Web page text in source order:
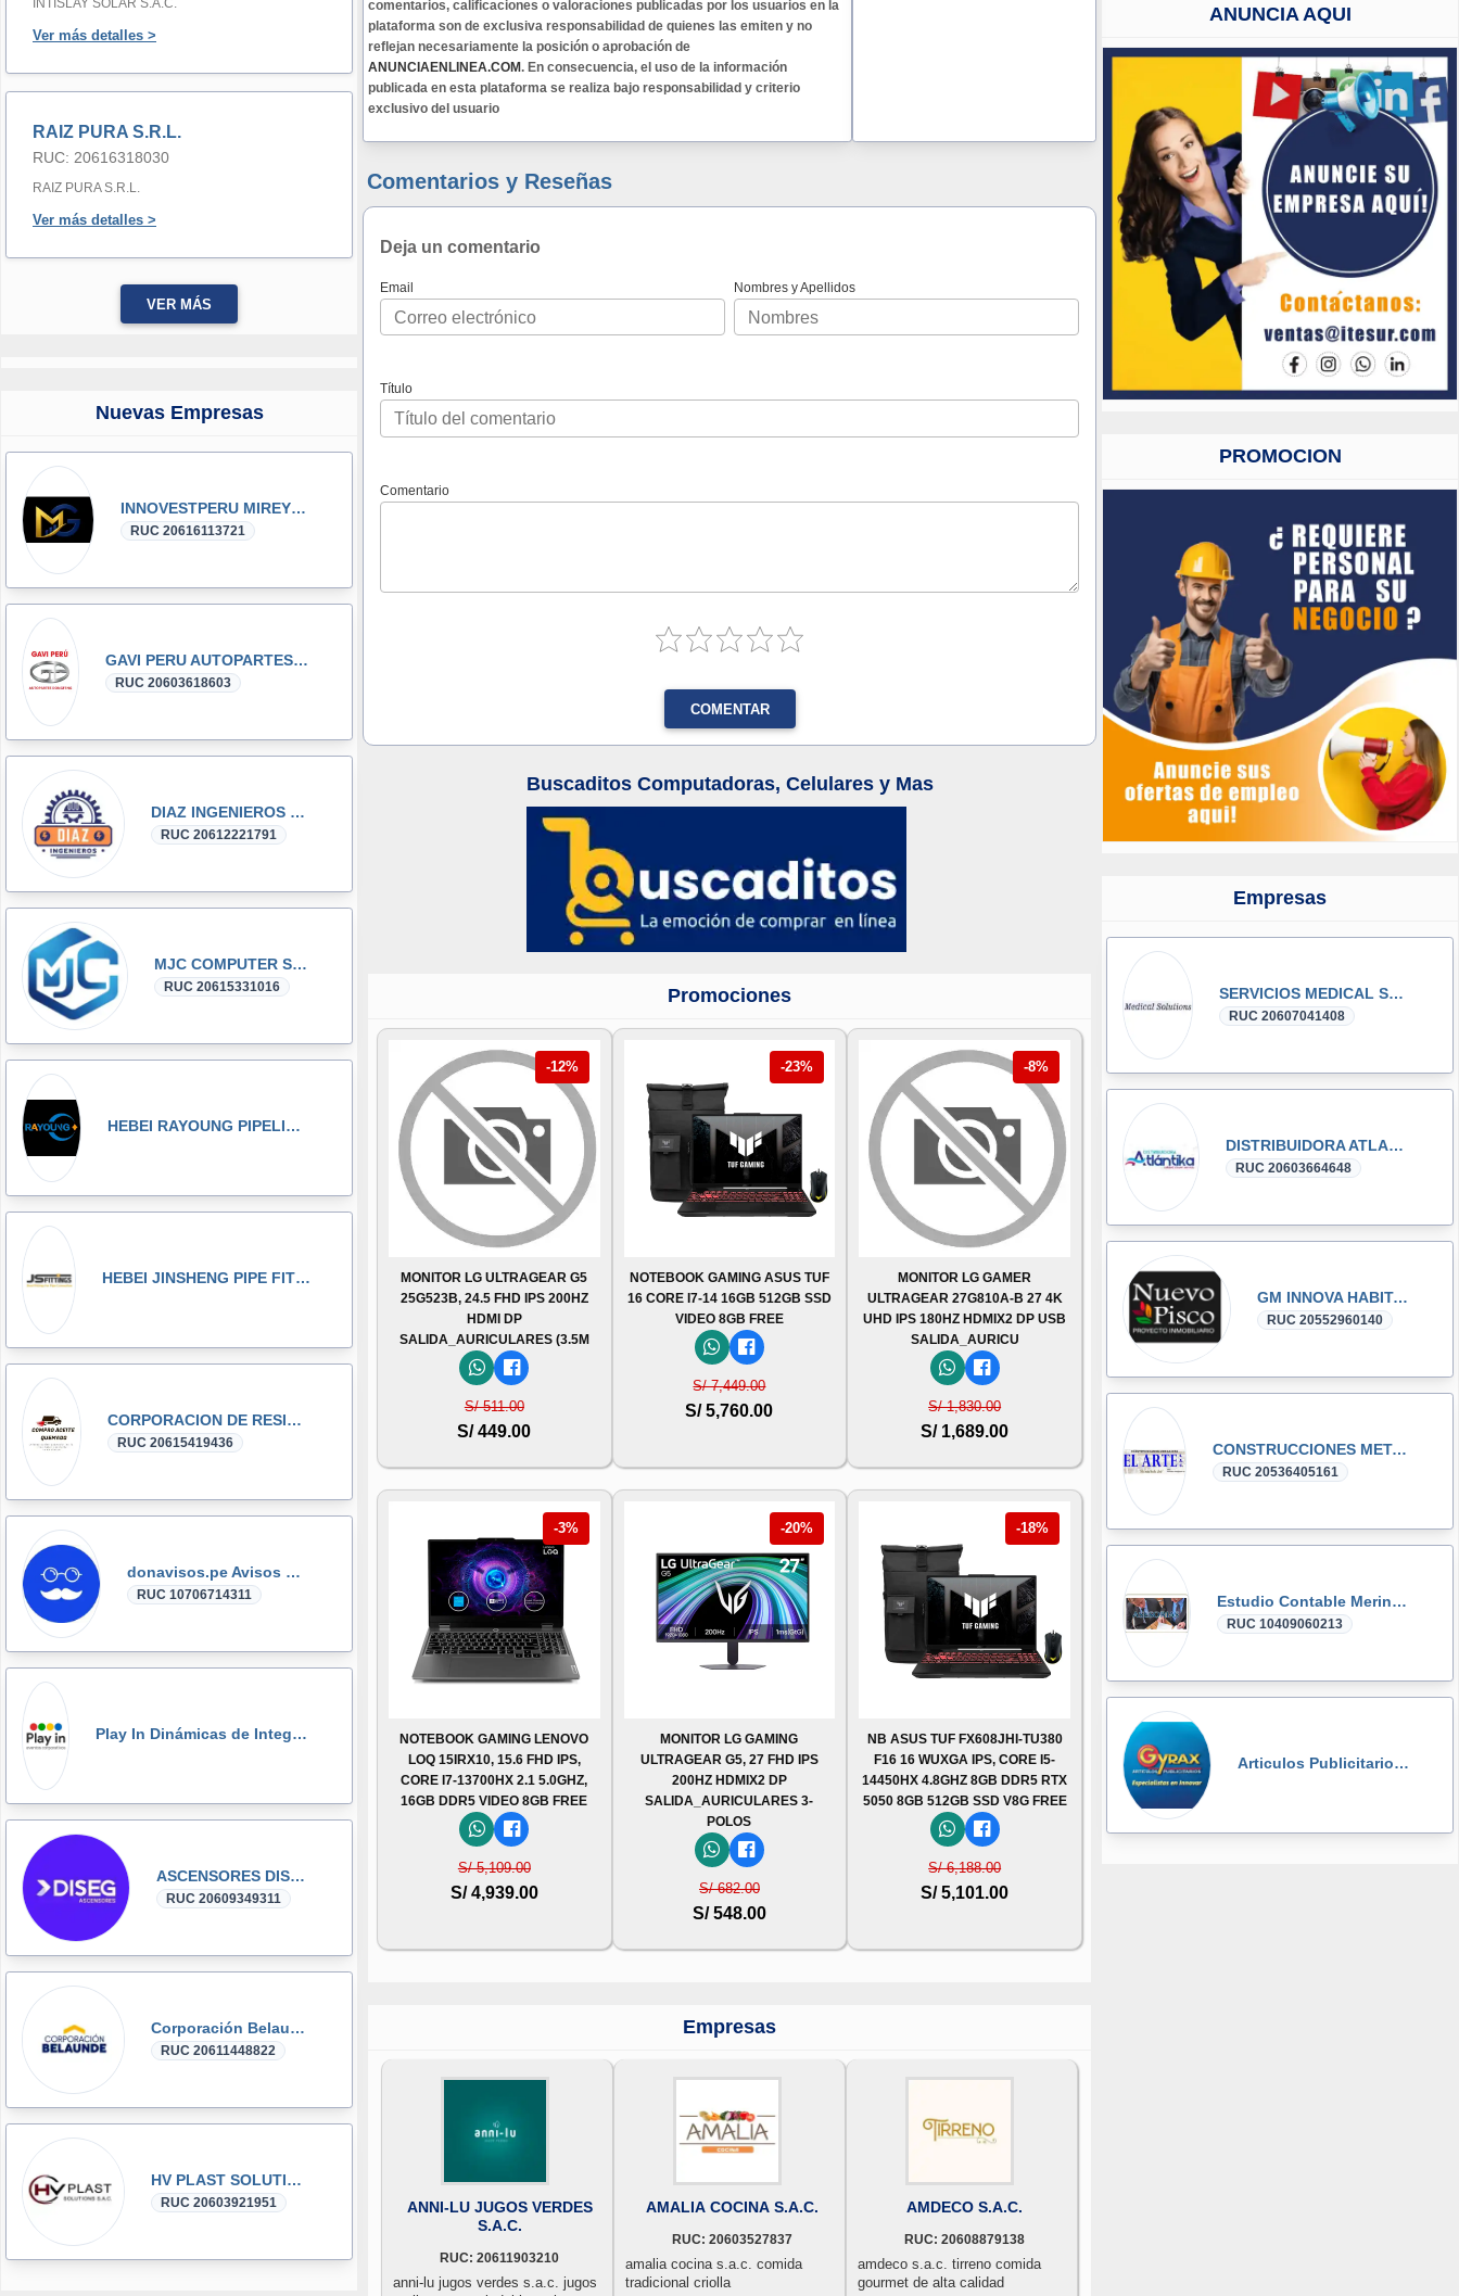
INTISLAY SOLAR S.A.C.
Ver más detalles >
RAIZ PURA S.R.L.
RUC: 20616318030
RAIZ PURA S.R.L.
Ver más detalles >
VER MÁS
Nuevas Empresas
INNOVESTPERU MIREYKA GROUP SAC
RUC 20616113721
GAVI PERU AUTOPARTES DONGFENG y DFSK GLORY
RUC 20603618603
DIAZ INGENIEROS SRL
RUC 20612221791
MJC COMPUTER SAC
RUC 20615331016
HEBEI RAYOUNG PIPELINE TECHNOLOGY CO., LTD
HEBEI JINSHENG PIPE FITTING MANUFACTURING CO., LT
CORPORACION DE RESIDUOS SEGOVIA.PERU SAC
RUC 20615419436
donavisos.pe Avisos Clasificados
RUC 10706714311
Play In Dinámicas de Integración, Gymkanas, Eventos Corporativos
ASCENSORES DISEG
RUC 20609349311
Corporación Belaunde
RUC 20611448822
HV PLAST SOLUTIONS
RUC 20603921951
comentarios, calificaciones o valoraciones publicadas por los usuarios en la
plataforma son de exclusiva responsabilidad de quienes las emiten y no
reflejan necesariamente la posición o aprobación de
ANUNCIAENLINEA.COM. En consecuencia, el uso de la información
publicada en esta plataforma se realiza bajo responsabilidad y criterio
exclusivo del usuario
Comentarios y Reseñas
Deja un comentario
Email Nombres y Apellidos
Título
Comentario
COMENTAR
Buscaditos Computadoras, Celulares y Mas
Promociones
-12%
MONITOR LG ULTRAGEAR G5
25G523B, 24.5 FHD IPS 200HZ
HDMI DP
SALIDA_AURICULARES (3.5M
S/ 511.00
S/ 449.00
-23%
NOTEBOOK GAMING ASUS TUF
16 CORE I7-14 16GB 512GB SSD
VIDEO 8GB FREE
S/ 7,449.00
S/ 5,760.00
-8%
MONITOR LG GAMER
ULTRAGEAR 27G810A-B 27 4K
UHD IPS 180HZ HDMIX2 DP USB
SALIDA_AURICU
S/ 1,830.00
S/ 1,689.00
-3%
NOTEBOOK GAMING LENOVO
LOQ 15IRX10, 15.6 FHD IPS,
CORE I7-13700HX 2.1 5.0GHZ,
16GB DDR5 VIDEO 8GB FREE
S/ 5,109.00
S/ 4,939.00
-20%
MONITOR LG GAMING
ULTRAGEAR G5, 27 FHD IPS
200HZ HDMIX2 DP
SALIDA_AURICULARES 3-
POLOS
S/ 682.00
S/ 548.00
-18%
NB ASUS TUF FX608JHI-TU380
F16 16 WUXGA IPS, CORE I5-
14450HX 4.8GHZ 8GB DDR5 RTX
5050 8GB 512GB SSD V8G FREE
S/ 6,188.00
S/ 5,101.00
Empresas
ANNI-LU JUGOS VERDES
S.A.C.
RUC: 20611903210
anni-lu jugos verdes s.a.c. jugos
AMALIA COCINA S.A.C.
RUC: 20603527837
amalia cocina s.a.c. comida
tradicional criolla
AMDECO S.A.C.
RUC: 20608879138
amdeco s.a.c. tirreno comida
gourmet de alta calidad
ANUNCIA AQUI
PROMOCION
Empresas
SERVICIOS MEDICAL SOLUTIONS E.I.R.L
RUC 20607041408
DISTRIBUIDORA ATLANTIKA E.I.R.L.
RUC 20603664648
GM INNOVA HABITAT
RUC 20552960140
CONSTRUCCIONES METALICAS EL ARTE SAC
RUC 20536405161
Estudio Contable Merino & Ore Asociados
RUC 10409060213
Articulos Publicitarios Gyrax